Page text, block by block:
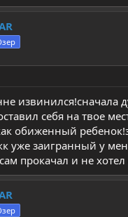
извинился!сначала
себя на твое
обиженный
уже заигранный у
прокачал и не хотел